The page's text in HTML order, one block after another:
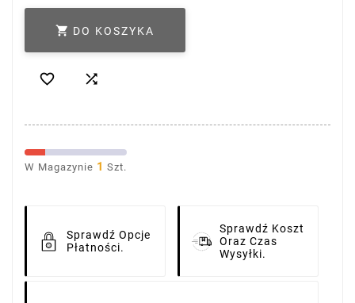
 DO KOSZYKA
 
W Magazynie 1 Szt.
Sprawdź Opcje
Płatności.
Sprawdź Koszt
Oraz Czas
Wysyłki.